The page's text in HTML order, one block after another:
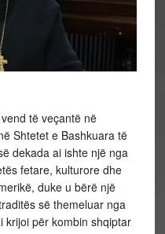
të veçantë në
Shtetet e Bashkuara të
dekada ai ishte një nga
fetare, kulturore dhe
duke u bërë një
së themeluar nga
krijoi për kombin shqiptar